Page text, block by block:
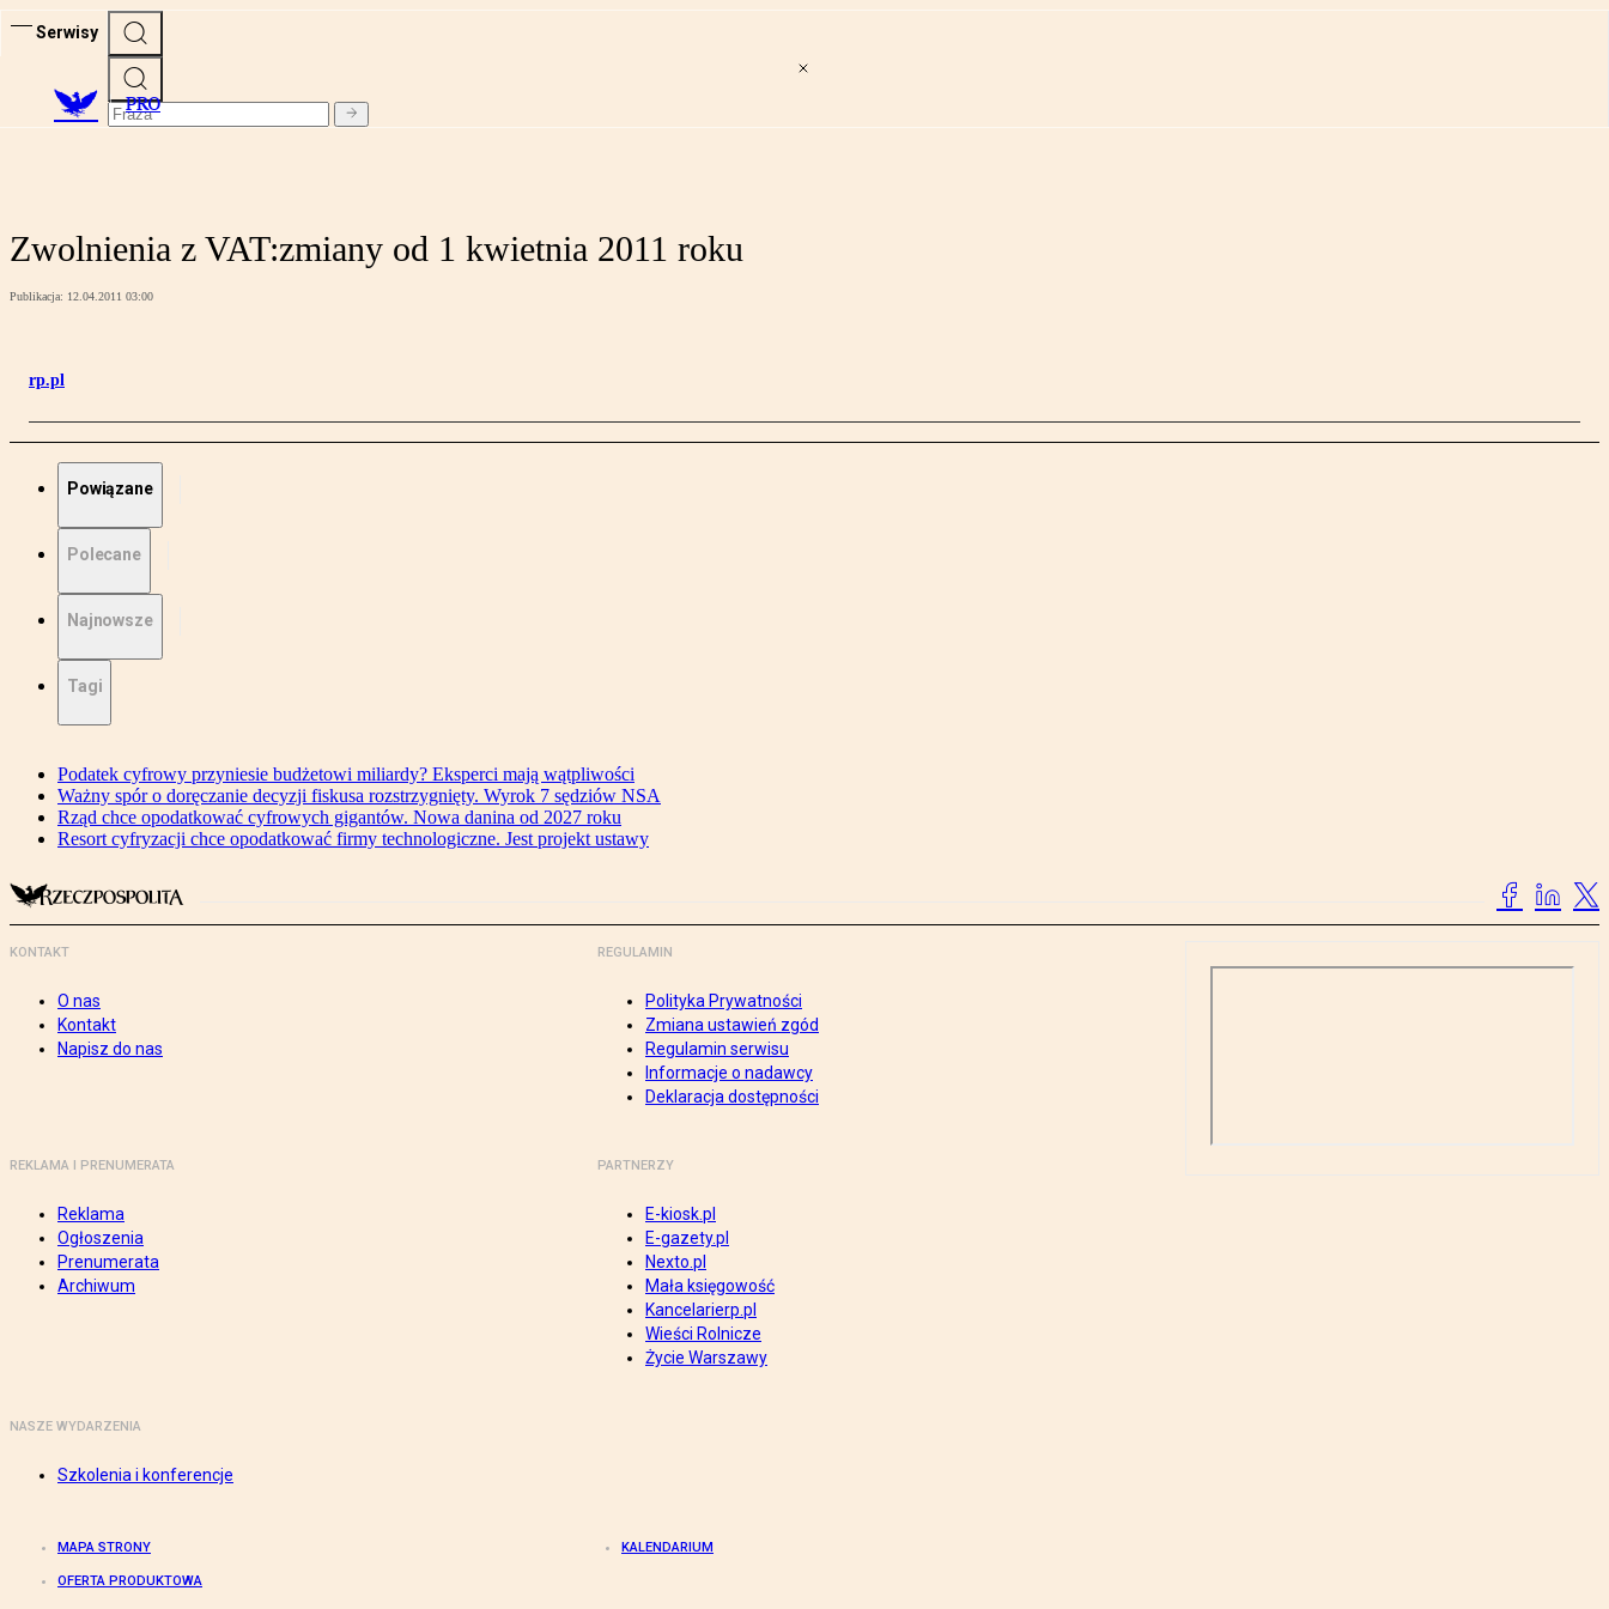
Serwisy
PRO
Zwolnienia z VAT:zmiany od 1 kwietnia 2011 roku
Publikacja: 12.04.2011 03:00
rp.pl
Powiązane
Polecane
Najnowsze
Tagi
Podatek cyfrowy przyniesie budżetowi miliardy? Eksperci mają wątpliwości
Ważny spór o doręczanie decyzji fiskusa rozstrzygnięty. Wyrok 7 sędziów NSA
Rząd chce opodatkować cyfrowych gigantów. Nowa danina od 2027 roku
Resort cyfryzacji chce opodatkować firmy technologiczne. Jest projekt ustawy
KONTAKT
O nas
Kontakt
Napisz do nas
REGULAMIN
Polityka Prywatności
Zmiana ustawień zgód
Regulamin serwisu
Informacje o nadawcy
Deklaracja dostępności
REKLAMA I PRENUMERATA
Reklama
Ogłoszenia
Prenumerata
Archiwum
PARTNERZY
E-kiosk.pl
E-gazety.pl
Nexto.pl
Mała księgowość
Kancelarierp.pl
Wieści Rolnicze
Życie Warszawy
NASZE WYDARZENIA
Szkolenia i konferencje
MAPA STRONY KALENDARIUM
OFERTA PRODUKTOWA